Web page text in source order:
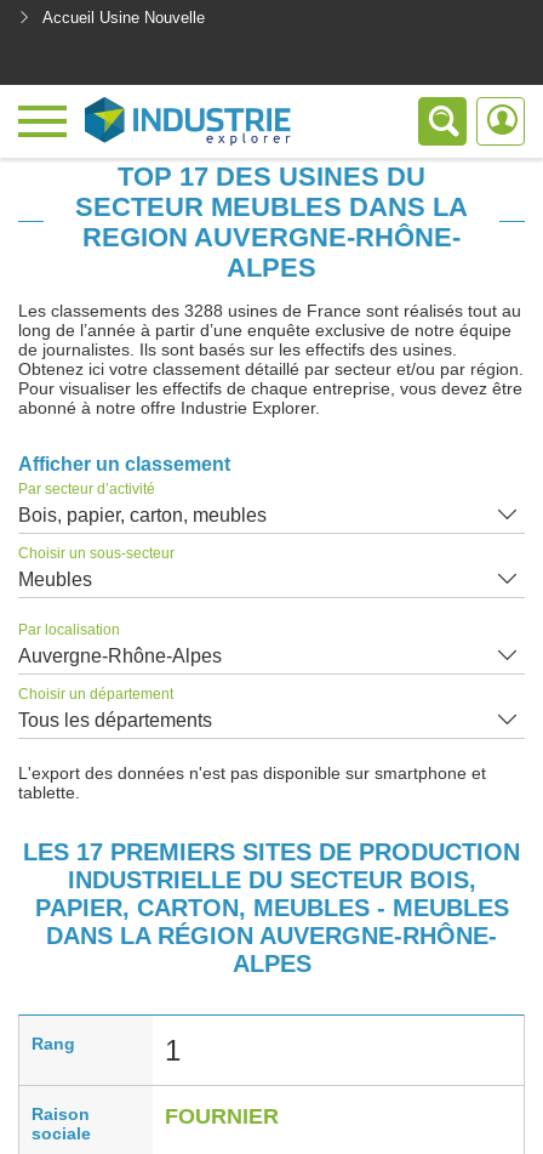
Accueil Usine Nouvelle
TOP 17 DES USINES DU
SECTEUR MEUBLES DANS LA
REGION AUVERGNE-RHÔNE-
ALPES
Les classements des 3288 usines de France sont réalisés tout au
long de l’année à partir d’une enquête exclusive de notre équipe
de journalistes. Ils sont basés sur les effectifs des usines.
Obtenez ici votre classement détaillé par secteur et/ou par région.
Pour visualiser les effectifs de chaque entreprise, vous devez être
abonné à notre offre Industrie Explorer.
Afficher un classement
Par secteur d’activité
Bois, papier, carton, meubles
Choisir un sous-secteur
Meubles
Par localisation
Auvergne-Rhône-Alpes
Choisir un département
Tous les départements
L'export des données n'est pas disponible sur smartphone et
tablette.
LES 17 PREMIERS SITES DE PRODUCTION
INDUSTRIELLE DU SECTEUR BOIS,
PAPIER, CARTON, MEUBLES - MEUBLES
DANS LA RÉGION AUVERGNE-RHÔNE-
ALPES
Rang 1
Raison
sociale
FOURNIER